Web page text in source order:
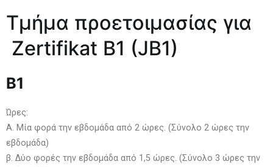
Τμήμα προετοιμασίας για
Zertifikat B1 (JB1)
Β1
Ώρες:
Α. Μία φορά την εβδομάδα από 2 ώρες. (Σύνολο 2 ώρες την
εβδομάδα)
β. Δύο φορές την εβδομάδα από 1,5 ώρες. (Σύνολο 3 ώρες την